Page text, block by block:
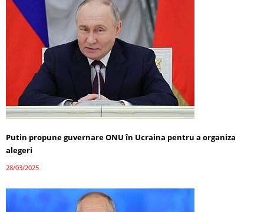
Putin propune guvernare ONU în Ucraina pentru a organiza
alegeri
28/03/2025